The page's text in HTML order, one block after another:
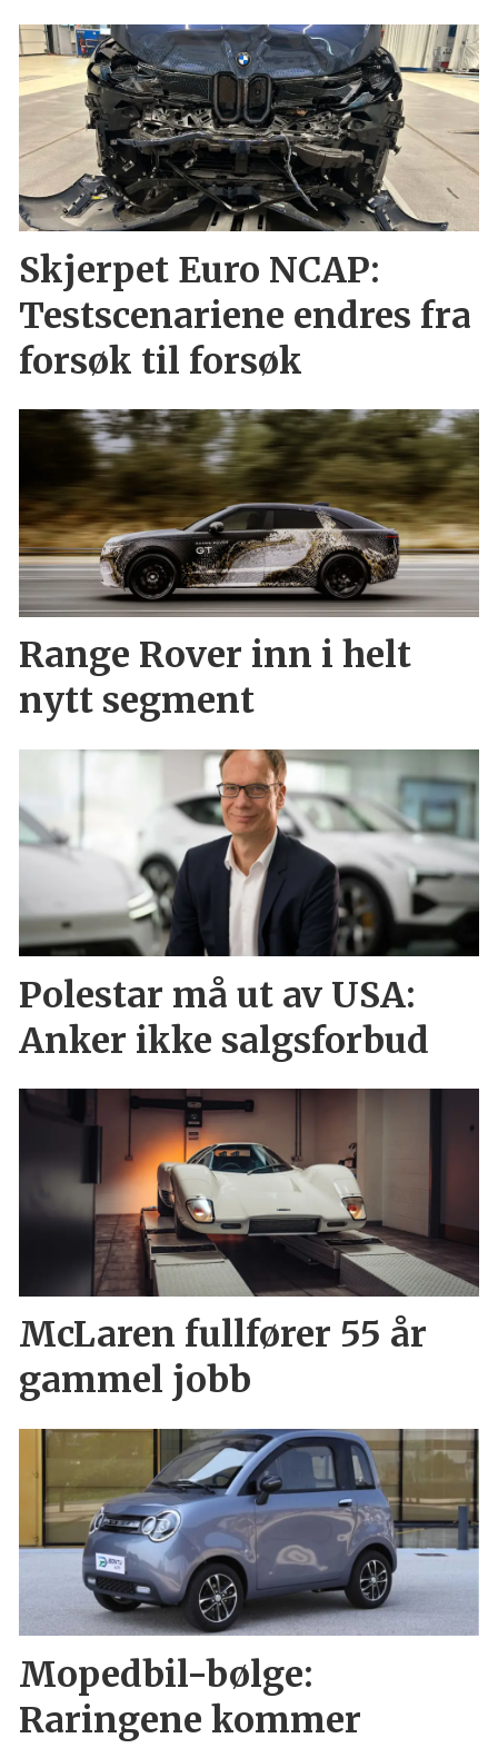
Skjerpet Euro NCAP:
Testscenariene endres fra
forsøk til forsøk
Range Rover inn i helt
nytt segment
Polestar må ut av USA:
Anker ikke salgsforbud
McLaren fullfører 55 år
gammel jobb
Mopedbil-bølge:
Raringene kommer